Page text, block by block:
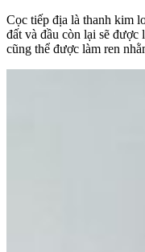
Cọc tiếp địa là thanh kim
đất và đầu còn lại sẽ được
cũng thể được làm ren